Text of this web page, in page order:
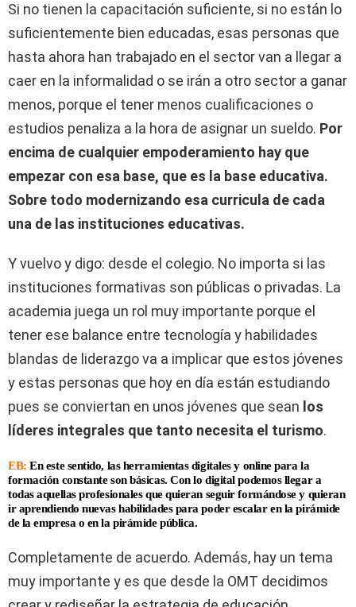
Si no tienen la capacitación suficiente, si no están lo
suficientemente bien educadas, esas personas que
hasta ahora han trabajado en el sector van a llegar a
caer en la informalidad o se irán a otro sector a ganar
menos, porque el tener menos cualificaciones o
estudios penaliza a la hora de asignar un sueldo. Por
encima de cualquier empoderamiento hay que
empezar con esa base, que es la base educativa.
Sobre todo modernizando esa curricula de cada
una de las instituciones educativas.
Y vuelvo y digo: desde el colegio. No importa si las
instituciones formativas son públicas o privadas. La
academia juega un rol muy importante porque el
tener ese balance entre tecnología y habilidades
blandas de liderazgo va a implicar que estos jóvenes
y estas personas que hoy en día están estudiando
pues se conviertan en unos jóvenes que sean los
líderes integrales que tanto necesita el turismo.
EB: En este sentido, las herramientas digitales y online para la
formación constante son básicas. Con lo digital podemos llegar a
todas aquellas profesionales que quieran seguir formándose y quieran
ir aprendiendo nuevas habilidades para poder escalar en la pirámide
de la empresa o en la pirámide pública.
Completamente de acuerdo. Además, hay un tema
muy importante y es que desde la OMT decidimos